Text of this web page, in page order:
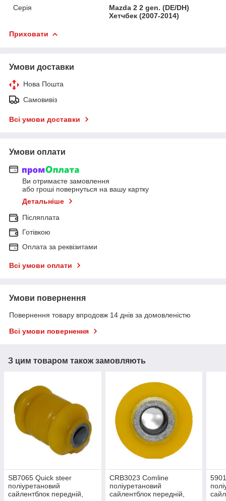
Серія
Mazda 2 2 gen. (DE/DH)
Хетчбек (2007-2014)
Приховати
Умови доставки
Нова Пошта
Самовивіз
Всі умови доставки
Умови оплати
Ви отримаєте замовлення
або гроші повернуться на вашу картку
Детальніше
Післяплата
Готівкою
Оплата за реквізитами
Всі умови оплати
Умови повернення
Повернення товару впродовж 14 днів за домовленістю
Всі умови повернення
З цим товаром також замовляють
SB7065 Quick steer
поліуретановий
сайлентблок передній,
CRB3023 Comline
поліуретановий
сайлентблок передній,